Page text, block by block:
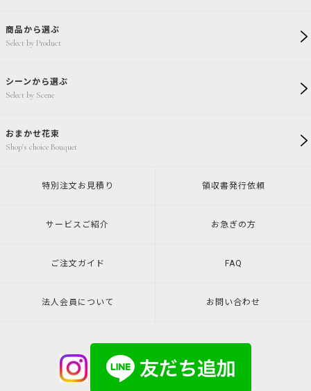
商品から選ぶ
Select by Product
シーンから選ぶ
Select by Scene
おまかせ花束
Shop's choice Bouquet
特別注文 お見積り 領収書発行依頼
サービスご紹介 お急ぎの方
ご注文ガイド FAQ
法人会員について お問い合わせ